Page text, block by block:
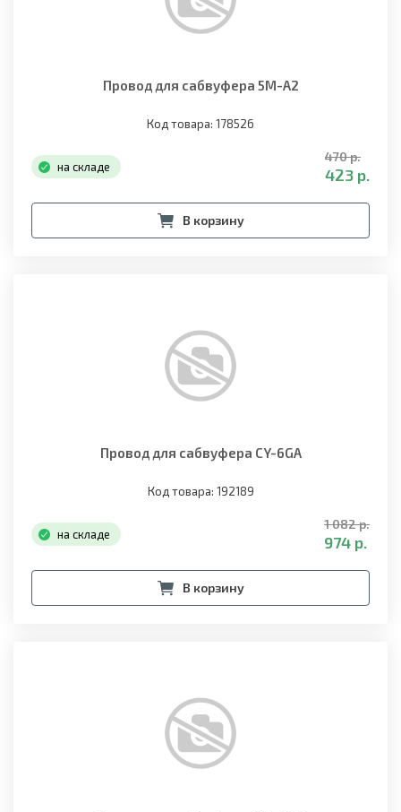
Провод для сабвуфера 5M-A2
Код товара: 178526
на складе
470 р.
423 р.
В корзину
Провод для сабвуфера CY-6GA
Код товара: 192189
на складе
1 082 р.
974 р.
В корзину